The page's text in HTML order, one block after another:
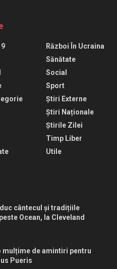
Război În Ucraina
Sănătate
Social
Sport
Știri Externe
Știri Naționale
Știrile Zilei
Timp Liber
Utile
cântecul și tradițiile
Ocean, la Cleveland
mulțime de amintiri pentru
Pueris